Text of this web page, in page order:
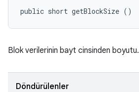
public short getBlockSize ()
Blok verilerinin bayt cinsinden boyutu.
Döndürülenler